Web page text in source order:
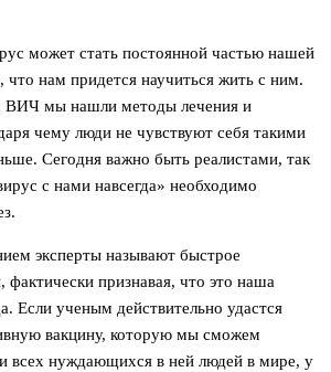
может стать постоянной частью нашей
нам придется научиться жить с ним.
ВИЧ мы нашли методы лечения и
чему люди не чувствуют себя такими
Сегодня важно быть реалистами, так
с нами навсегда» необходимо
эксперты называют быстрое
фактически признавая, что это наша
Если ученым действительно удастся
вакцину, которую мы сможем
всех нуждающихся в ней людей в мире, у